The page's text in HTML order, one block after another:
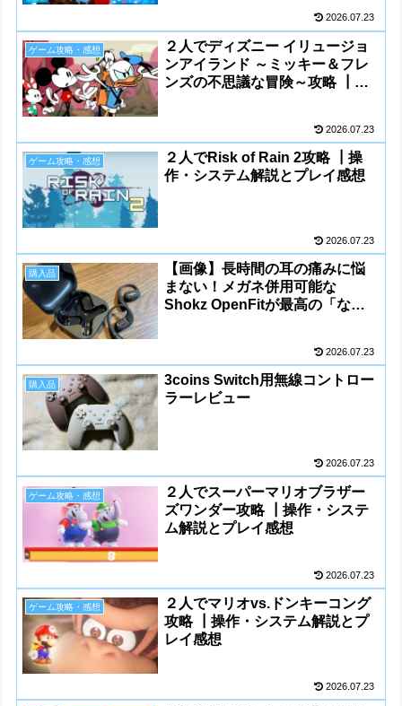
2026.07.23
ゲーム攻略・感想
２人でディズニー イリュージョ
ンアイランド ～ミッキー＆フレ
ンズの不思議な冒険～攻略 ┃操
2026.07.23
ゲーム攻略・感想
２人でRisk of Rain 2攻略 ┃操
作・システム解説とプレイ感想
2026.07.23
購入品
【画像】長時間の耳の痛みに悩
まない！メガネ併用可能な
Shokz OpenFitが最高の「なが
2026.07.23
購入品
3coins Switch用無線コントロー
ラーレビュー
2026.07.23
ゲーム攻略・感想
２人でスーパーマリオブラザー
ズワンダー攻略 ┃操作・システ
ム解説とプレイ感想
2026.07.23
ゲーム攻略・感想
２人でマリオvs.ドンキーコング
攻略 ┃操作・システム解説とプ
レイ感想
2026.07.23